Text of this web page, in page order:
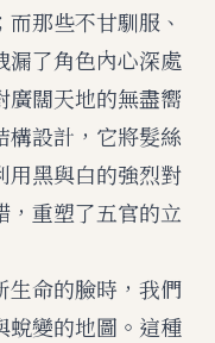
那些不甘馴服、
漏了角色內心深處
廣闊天地的無盡嚮
構設計，它將髮絲
用黑與白的強烈對
，重塑了五官的立
生命的臉時，我們
蛻變的地圖。這種